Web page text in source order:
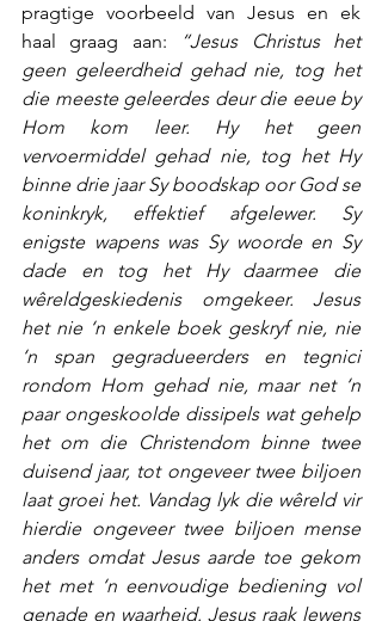
pragtige voorbeeld van Jesus en ek
haal graag aan:
“Jesus Christus het
geen geleerdheid gehad nie, tog het
die meeste geleerdes deur die eeue by
Hom kom leer. Hy het geen
vervoermiddel gehad nie, tog het Hy
binne drie jaar Sy boodskap oor God se
koninkryk, effektief afgelewer. Sy
enigste wapens was Sy woorde en Sy
dade en tog het Hy daarmee die
wêreldgeskiedenis omgekeer. Jesus
het nie ‘n enkele boek geskryf nie, nie
‘n span gegradueerders en tegnici
rondom Hom gehad nie, maar net ‘n
paar ongeskoolde dissipels wat gehelp
het om die Christendom binne twee
duisend jaar, tot ongeveer twee biljoen
laat groei het. Vandag lyk die wêreld vir
hierdie ongeveer twee biljoen mense
anders omdat Jesus aarde toe gekom
het met ‘n eenvoudige bediening vol
genade en waarheid. Jesus raak lewens